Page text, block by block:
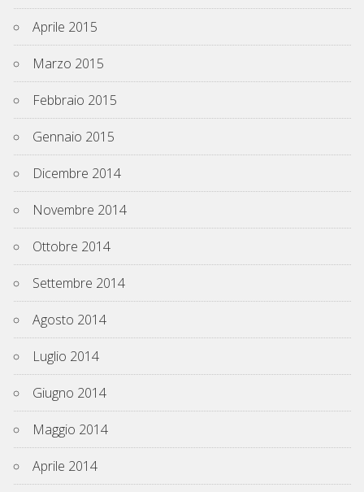
Aprile 2015
Marzo 2015
Febbraio 2015
Gennaio 2015
Dicembre 2014
Novembre 2014
Ottobre 2014
Settembre 2014
Agosto 2014
Luglio 2014
Giugno 2014
Maggio 2014
Aprile 2014